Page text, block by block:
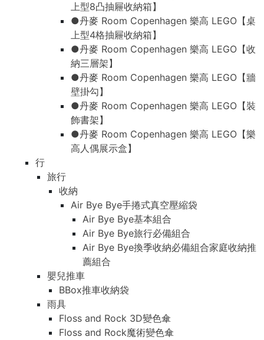
上型8凸抽屜收納箱】
●丹麥 Room Copenhagen 樂高 LEGO【桌
上型4格抽屜收納箱】
●丹麥 Room Copenhagen 樂高 LEGO【收
納三層架】
●丹麥 Room Copenhagen 樂高 LEGO【牆
壁掛勾】
●丹麥 Room Copenhagen 樂高 LEGO【裝
飾書架】
●丹麥 Room Copenhagen 樂高 LEGO【樂
高人偶展示盒】
行
旅行
收納
Air Bye Bye手捲式真空壓縮袋
Air Bye Bye基本組合
Air Bye Bye旅行必備組合
Air Bye Bye換季收納必備組合家庭收納推
薦組合
嬰兒推車
BBox推車收納袋
雨具
Floss and Rock 3D變色傘
Floss and Rock魔術變色傘